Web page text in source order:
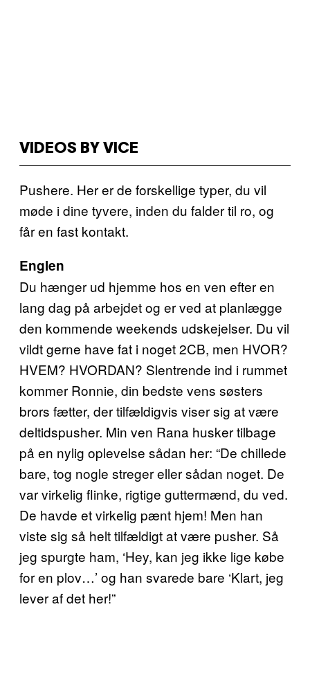
VIDEOS BY VICE
Pushere. Her er de forskellige typer, du vil
møde i dine tyvere, inden du falder til ro, og
får en fast kontakt.
Englen
Du hænger ud hjemme hos en ven efter en
lang dag på arbejdet og er ved at planlægge
den kommende weekends udskejelser. Du vil
vildt gerne have fat i noget 2CB, men HVOR?
HVEM? HVORDAN? Slentrende ind i rummet
kommer Ronnie, din bedste vens søsters
brors fætter, der tilfældigvis viser sig at være
deltidspusher. Min ven Rana husker tilbage
på en nylig oplevelse sådan her: “De chillede
bare, tog nogle streger eller sådan noget. De
var virkelig flinke, rigtige guttermænd, du ved.
De havde et virkelig pænt hjem! Men han
viste sig så helt tilfældigt at være pusher. Så
jeg spurgte ham, ‘Hey, kan jeg ikke lige købe
for en plov…’ og han svarede bare ‘Klart, jeg
lever af det her!”